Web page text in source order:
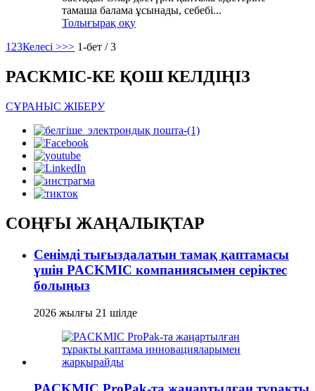
тамаша балама ұсынады, себебі...
Толығырақ оқу
1 23Келесі >>> 1-бет / 3
PACKMIC-КЕ ҚОШ КЕЛДІҢІЗ
СҰРАНЫС ЖІБЕРУ
СОҢҒЫ ЖАҢАЛЫҚТАР
Сенімді тығыздалатын тамақ қаптамасы
үшін PACKMIC компаниясымен серіктес
болыңыз
2026 жылғы 21 шілде